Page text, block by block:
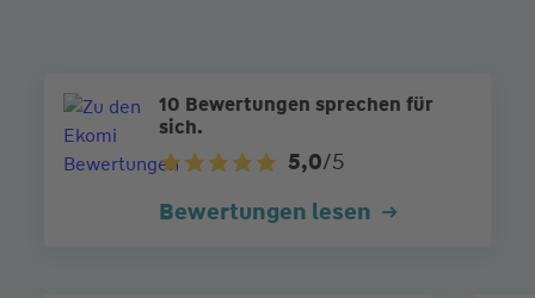
10 Bewertungen sprechen für
sich.
5,0/5
Bewertungen lesen